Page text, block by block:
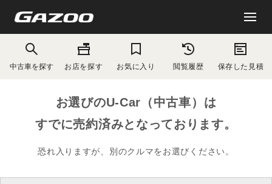
中古車を探す お店を探す お気に入り 閲覧履歴 保存した見積
お選びのU-Car（中古車）は
すでに売約済みとなっております。
恐れ入りますが、別のクルマをお選びください。